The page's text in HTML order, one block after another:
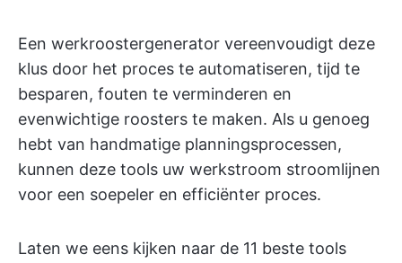
Een werkroostergenerator vereenvoudigt deze
klus door het proces te automatiseren, tijd te
besparen, fouten te verminderen en
evenwichtige roosters te maken. Als u genoeg
hebt van handmatige planningsprocessen,
kunnen deze tools uw werkstroom stroomlijnen
voor een soepeler en efficiënter proces.
Laten we eens kijken naar de 11 beste tools